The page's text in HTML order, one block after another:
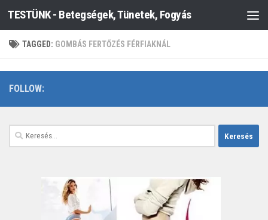
Skip to content
TESTÜNK - Betegségek, Tünetek, Fogyás
TAGGED: GOMBÁS FERTŐZÉS FÉRFIAKNÁL
FOLLOW:
Keresés: